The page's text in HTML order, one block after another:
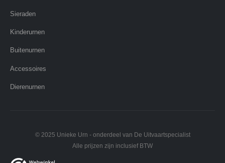
Sieraden
Kinderurnen
Buitenurnen
Accessoires
Dierenurnen
© 2025 Unieke Urn - onderdeel van De Uitvaartspecialist
Alle prijzen zijn inclusief BTW